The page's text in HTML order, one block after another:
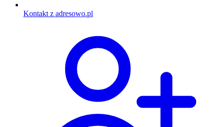
Kontakt z adresowo.pl